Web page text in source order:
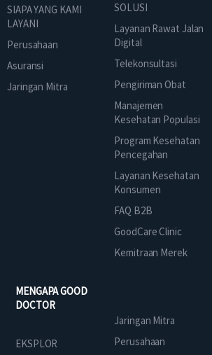
SIAPA YANG KAMI
LAYANI
Perusahaan
Asuransi
Jaringan Mitra
SOLUSI
Layanan Rawat Jalan
Digital
Telekonsultasi
Pengiriman Obat
Manajemen
Kesehatan Populasi
Program Kesehatan
Pencegahan
Layanan Kesehatan
Konsumen
FAQ B2B
GoodCare Clinic
Kemitraan Merek
MENGAPA GOOD
DOCTOR
EKSPLOR
Jaringan Mitra
Perusahaan